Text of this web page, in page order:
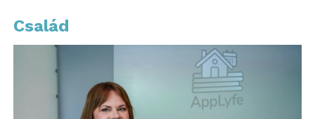
Család